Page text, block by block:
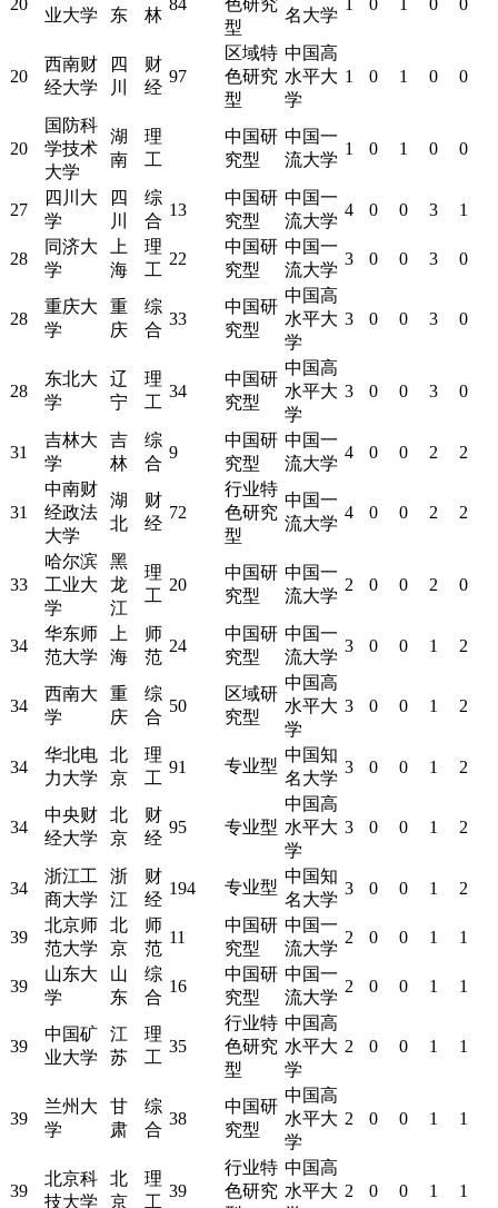
20
业大学
东
林
84
色研究
型
名大学
0 0 0
20
西南财
经大学
四
川
财
经
97
区域特
色研究
型
中国高
水平大
学
1 0 1 0 0
20
国防科
学技术
大学
湖
南
理
工
中国研
究型
中国一
流大学
1 0 1 0 0
27
四川大
学
四
川
综
合
13
中国研
究型
中国一
流大学
4 0 0 3 1
28
同济大
学
上
海
理
工
22
中国研
究型
中国一
流大学
3 0 0 3 0
28
重庆大
学
重
庆
综
合
33
中国研
究型
中国高
水平大
学
3 0 0 3 0
28
东北大
学
辽
宁
理
工
34
中国研
究型
中国高
水平大
学
3 0 0 3 0
31
吉林大
学
吉
林
综
合
9
中国研
究型
中国一
流大学
4 0 0 2 2
31
中南财
经政法
大学
湖
北
财
经
72
行业特
色研究
型
中国一
流大学
4 0 0 2 2
33
哈尔滨
工业大
学
黑
龙
江
理
工
20
中国研
究型
中国一
流大学
2 0 0 2 0
34
华东师
范大学
上
海
师
范
24
中国研
究型
中国一
流大学
3 0 0 1 2
34
西南大
学
重
庆
综
合
50
区域研
究型
中国高
水平大
学
3 0 0 1 2
34
华北电
力大学
北
京
理
工
91 专业型
中国知
名大学
3 0 0 1 2
34
中央财
经大学
北
京
财
经
95 专业型
中国高
水平大
学
3 0 0 1 2
34
浙江工
商大学
浙
江
财
经
194 专业型
中国知
名大学
3 0 0 1 2
39
北京师
范大学
北
京
师
范
11
中国研
究型
中国一
流大学
2 0 0 1 1
39
山东大
学
山
东
综
合
16
中国研
究型
中国一
流大学
2 0 0 1 1
39
中国矿
业大学
江
苏
理
工
35
行业特
色研究
型
中国高
水平大
学
2 0 0 1 1
39
兰州大
学
甘
肃
综
合
38
中国研
究型
中国高
水平大
学
2 0 0 1 1
39
北京科
技大学
北
京
理
工
39
行业特
色研究
中国高
水平大 2 0 0 1 1